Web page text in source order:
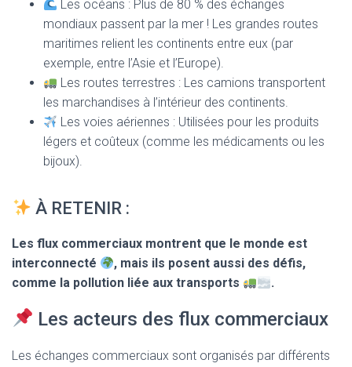
Les océans : Plus de 80 % des échanges
mondiaux passent par la mer ! Les grandes routes
maritimes relient les continents entre eux (par
exemple, entre l’Asie et l’Europe).
Les routes terrestres : Les camions transportent
les marchandises à l’intérieur des continents.
Les voies aériennes : Utilisées pour les produits
légers et coûteux (comme les médicaments ou les
bijoux).
À RETENIR :
Les flux commerciaux montrent que le monde est
interconnecté
, mais ils posent aussi des défis,
comme la pollution liée aux transports
.
Les acteurs des flux commerciaux
Les échanges commerciaux sont organisés par différents